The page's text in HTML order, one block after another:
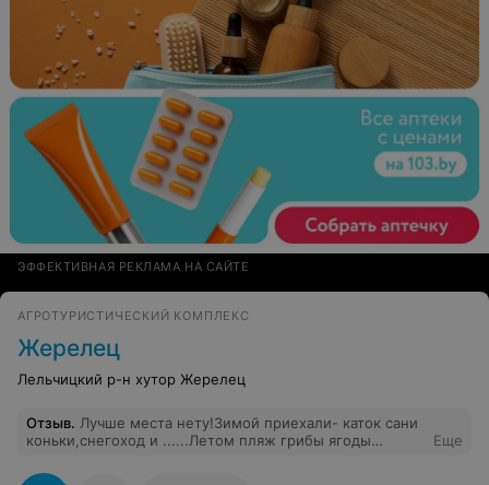
ЭФФЕКТИВНАЯ РЕКЛАМА НА САЙТЕ
АГРОТУРИСТИЧЕСКИЙ КОМПЛЕКС
Жерелец
Лельчицкий р-н хутор Жерелец
Отзыв. Лучше места нету!Зимой приехали- каток сани
коньки,снегоход и ......Летом пляж грибы ягоды
Еще